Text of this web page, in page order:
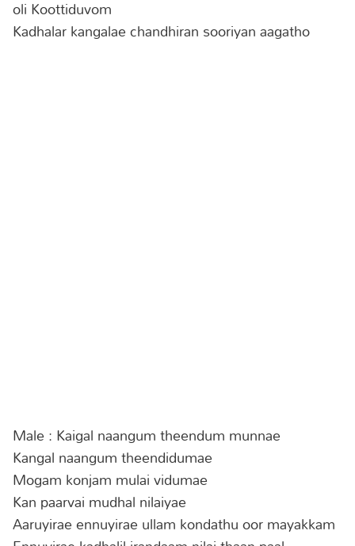
oli Koottiduvom
Kadhalar kangalae chandhiran sooriyan aagatho
Male : Kaigal naangum theendum munnae
Kangal naangum theendidumae
Mogam konjam mulai vidumae
Kan paarvai mudhal nilaiyae
Aaruyirae ennuyirae ullam kondathu oor mayakkam